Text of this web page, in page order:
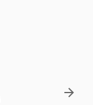
arrow_forward